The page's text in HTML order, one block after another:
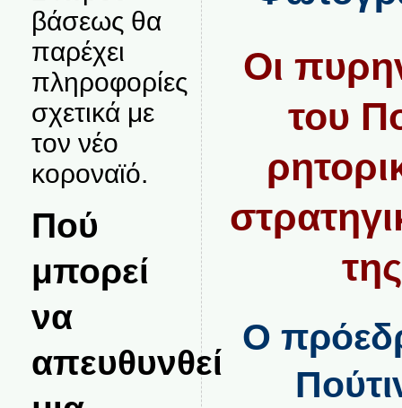
βάσεως θα
παρέχει
πληροφορίες
σχετικά με
τον νέο
κοροναϊό.
Πού
μπορεί
να
απευθυνθεί
Οι
του
Ο